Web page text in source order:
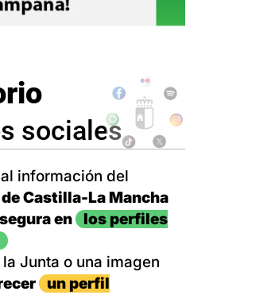
sociales
información del
Castilla-La Mancha
en
los perfiles
Junta o una imagen
un perfil